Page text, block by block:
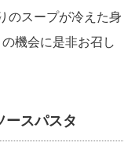
のスープが冷えた身
機会に是非お召し
ースパスタ